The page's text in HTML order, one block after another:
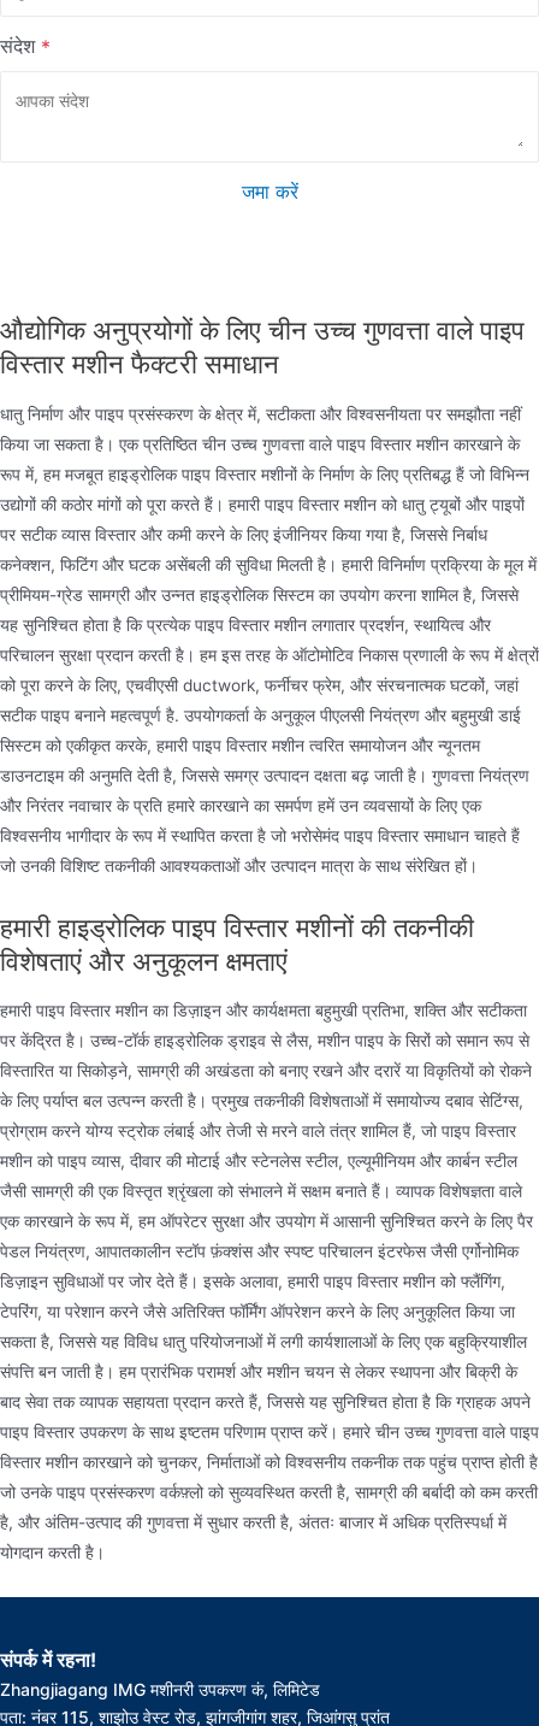
संदेश *
जमा करें
औद्योगिक अनुप्रयोगों के लिए चीन उच्च गुणवत्ता वाले पाइप
विस्तार मशीन फैक्टरी समाधान
धातु निर्माण और पाइप प्रसंस्करण के क्षेत्र में, सटीकता और विश्वसनीयता पर समझौता नहीं
किया जा सकता है। एक प्रतिष्ठित चीन उच्च गुणवत्ता वाले पाइप विस्तार मशीन कारखाने के
रूप में, हम मजबूत हाइड्रोलिक पाइप विस्तार मशीनों के निर्माण के लिए प्रतिबद्ध हैं जो विभिन्न
उद्योगों की कठोर मांगों को पूरा करते हैं। हमारी पाइप विस्तार मशीन को धातु ट्यूबों और पाइपों
पर सटीक व्यास विस्तार और कमी करने के लिए इंजीनियर किया गया है, जिससे निर्बाध
कनेक्शन, फिटिंग और घटक असेंबली की सुविधा मिलती है। हमारी विनिर्माण प्रक्रिया के मूल में
प्रीमियम-ग्रेड सामग्री और उन्नत हाइड्रोलिक सिस्टम का उपयोग करना शामिल है, जिससे
यह सुनिश्चित होता है कि प्रत्येक पाइप विस्तार मशीन लगातार प्रदर्शन, स्थायित्व और
परिचालन सुरक्षा प्रदान करती है। हम इस तरह के ऑटोमोटिव निकास प्रणाली के रूप में क्षेत्रों
को पूरा करने के लिए, एचवीएसी ductwork, फर्नीचर फ्रेम, और संरचनात्मक घटकों, जहां
सटीक पाइप बनाने महत्वपूर्ण है. उपयोगकर्ता के अनुकूल पीएलसी नियंत्रण और बहुमुखी डाई
सिस्टम को एकीकृत करके, हमारी पाइप विस्तार मशीन त्वरित समायोजन और न्यूनतम
डाउनटाइम की अनुमति देती है, जिससे समग्र उत्पादन दक्षता बढ़ जाती है। गुणवत्ता नियंत्रण
और निरंतर नवाचार के प्रति हमारे कारखाने का समर्पण हमें उन व्यवसायों के लिए एक
विश्वसनीय भागीदार के रूप में स्थापित करता है जो भरोसेमंद पाइप विस्तार समाधान चाहते हैं
जो उनकी विशिष्ट तकनीकी आवश्यकताओं और उत्पादन मात्रा के साथ संरेखित हों।
हमारी हाइड्रोलिक पाइप विस्तार मशीनों की तकनीकी
विशेषताएं और अनुकूलन क्षमताएं
हमारी पाइप विस्तार मशीन का डिज़ाइन और कार्यक्षमता बहुमुखी प्रतिभा, शक्ति और सटीकता
पर केंद्रित है। उच्च-टॉर्क हाइड्रोलिक ड्राइव से लैस, मशीन पाइप के सिरों को समान रूप से
विस्तारित या सिकोड़ने, सामग्री की अखंडता को बनाए रखने और दरारें या विकृतियों को रोकने
के लिए पर्याप्त बल उत्पन्न करती है। प्रमुख तकनीकी विशेषताओं में समायोज्य दबाव सेटिंग्स,
प्रोग्राम करने योग्य स्ट्रोक लंबाई और तेजी से मरने वाले तंत्र शामिल हैं, जो पाइप विस्तार
मशीन को पाइप व्यास, दीवार की मोटाई और स्टेनलेस स्टील, एल्यूमीनियम और कार्बन स्टील
जैसी सामग्री की एक विस्तृत श्रृंखला को संभालने में सक्षम बनाते हैं। व्यापक विशेषज्ञता वाले
एक कारखाने के रूप में, हम ऑपरेटर सुरक्षा और उपयोग में आसानी सुनिश्चित करने के लिए पैर
पेडल नियंत्रण, आपातकालीन स्टॉप फ़ंक्शंस और स्पष्ट परिचालन इंटरफेस जैसी एर्गोनोमिक
डिज़ाइन सुविधाओं पर जोर देते हैं। इसके अलावा, हमारी पाइप विस्तार मशीन को फ्लैंगिंग,
टेपरिंग, या परेशान करने जैसे अतिरिक्त फॉर्मिंग ऑपरेशन करने के लिए अनुकूलित किया जा
सकता है, जिससे यह विविध धातु परियोजनाओं में लगी कार्यशालाओं के लिए एक बहुक्रियाशील
संपत्ति बन जाती है। हम प्रारंभिक परामर्श और मशीन चयन से लेकर स्थापना और बिक्री के
बाद सेवा तक व्यापक सहायता प्रदान करते हैं, जिससे यह सुनिश्चित होता है कि ग्राहक अपने
पाइप विस्तार उपकरण के साथ इष्टतम परिणाम प्राप्त करें। हमारे चीन उच्च गुणवत्ता वाले पाइप
विस्तार मशीन कारखाने को चुनकर, निर्माताओं को विश्वसनीय तकनीक तक पहुंच प्राप्त होती है
जो उनके पाइप प्रसंस्करण वर्कफ़्लो को सुव्यवस्थित करती है, सामग्री की बर्बादी को कम करती
है, और अंतिम-उत्पाद की गुणवत्ता में सुधार करती है, अंततः बाजार में अधिक प्रतिस्पर्धा में
योगदान करती है।
संपर्क में रहना!
Zhangjiagang IMG मशीनरी उपकरण कं, लिमिटेड
पता: नंबर 115, शाझोउ वेस्ट रोड, झांगजीगांग शहर, जिआंगसु प्रांत